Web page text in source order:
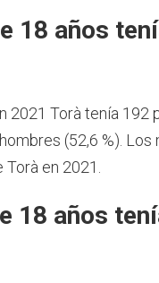
18 años
2021 Torà tenía 192
(52,6 %). Los
Torà en 2021.
18 años